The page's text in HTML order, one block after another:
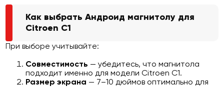
Как выбрать Андроид магнитолу для
Citroen C1
При выборе учитывайте:
Совместимость — убедитесь, что магнитола
подходит именно для модели Citroen C1.
Размер экрана — 7–10 дюймов оптимально для